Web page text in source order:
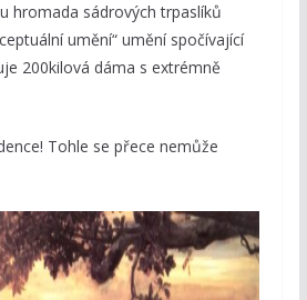
hromada sádrových trpaslíků
umění“ umění spočívající
200kilová dáma s extrémně
Tohle se přece nemůže